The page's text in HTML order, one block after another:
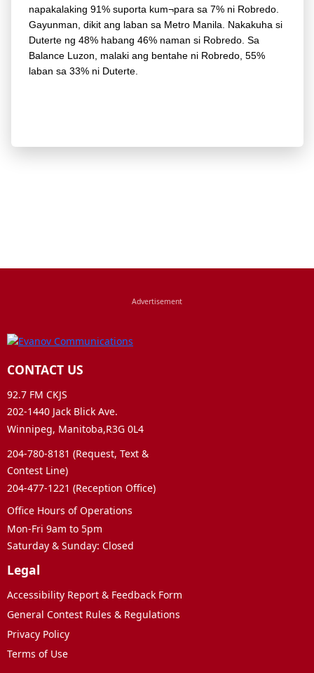
napakalaking 91% suporta kum¬para sa 7% ni Robredo.
Gayunman, dikit ang laban sa Metro Manila. Nakakuha si
Duterte ng 48% habang 46% naman si Robredo. Sa
Balance Luzon, malaki ang bentahe ni Robredo, 55%
laban sa 33% ni Duterte.
CONTACT US
92.7 FM CKJS
202-1440 Jack Blick Ave.
Winnipeg, Manitoba,R3G 0L4
204-780-8181 (Request, Text &
Contest Line)
204-477-1221 (Reception Office)
Office Hours of Operations
Mon-Fri 9am to 5pm
Saturday & Sunday: Closed
Legal
Accessibility Report & Feedback Form
General Contest Rules & Regulations
Privacy Policy
Terms of Use